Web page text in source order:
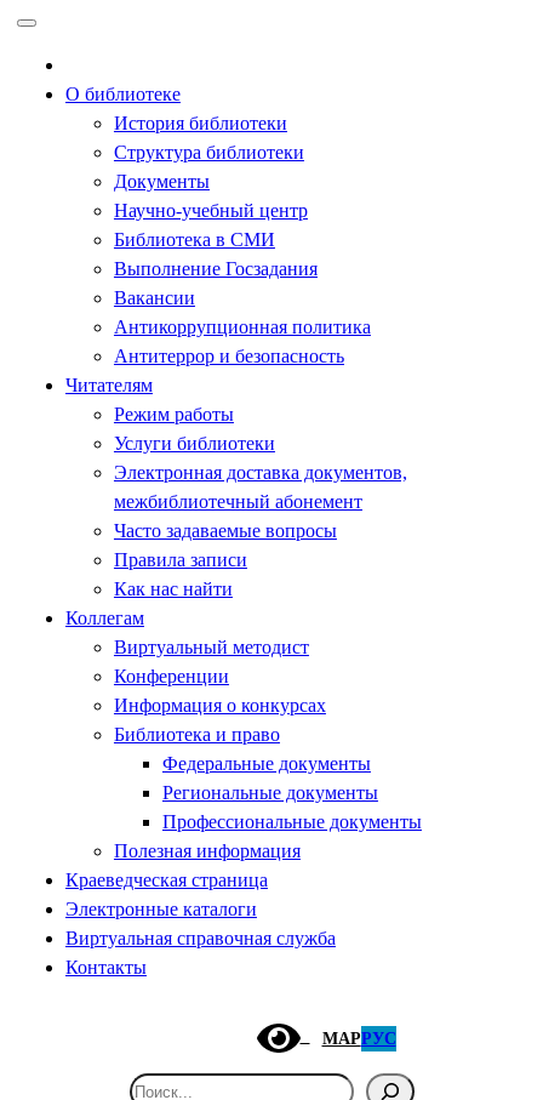
содержимому
О библиотеке
История библиотеки
Структура библиотеки
Документы
Научно-учебный центр
Библиотека в СМИ
Выполнение Госзадания
Вакансии
Антикоррупционная политика
Антитеррор и безопасность
Читателям
Режим работы
Услуги библиотеки
Электронная доставка документов,
межбиблиотечный абонемент
Часто задаваемые вопросы
Правила записи
Как нас найти
Коллегам
Виртуальный методист
Конференции
Информация о конкурсах
Библиотека и право
Федеральные документы
Региональные документы
Профессиональные документы
Полезная информация
Краеведческая страница
Электронные каталоги
Виртуальная справочная служба
Контакты
МАРРУС
Поиск